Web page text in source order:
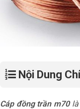
Nội Dung
Cáp đồng trần m70là